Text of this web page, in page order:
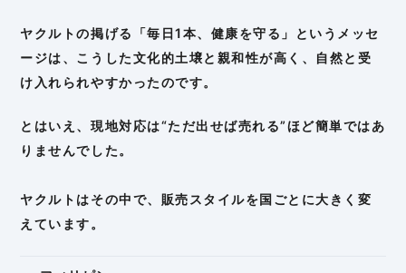
ヤクルトの掲げる「毎日1本、健康を守る」というメッセ
ージは、こうした文化的土壌と親和性が高く、自然と受
け入れられやすかったのです。
とはいえ、現地対応は“ただ出せば売れる”ほど簡単ではあ
りませんでした。
ヤクルトはその中で、販売スタイルを国ごとに大きく変
えています。